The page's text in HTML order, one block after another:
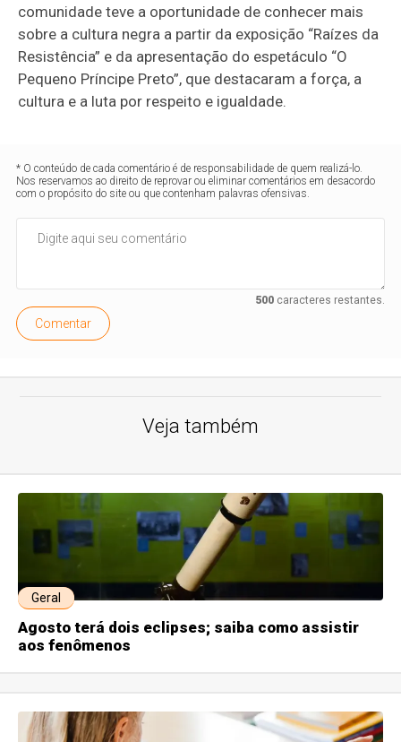
comunidade teve a oportunidade de conhecer mais
sobre a cultura negra a partir da exposição “Raízes da
Resistência” e da apresentação do espetáculo “O
Pequeno Príncipe Preto”, que destacaram a força, a
cultura e a luta por respeito e igualdade.
* O conteúdo de cada comentário é de responsabilidade de quem realizá-lo.
Nos reservamos ao direito de reprovar ou eliminar comentários em desacordo
com o propósito do site ou que contenham palavras ofensivas.
500caracteres restantes.
Comentar
Veja também
Geral
Agosto terá dois eclipses; saiba como assistir
aos fenômenos